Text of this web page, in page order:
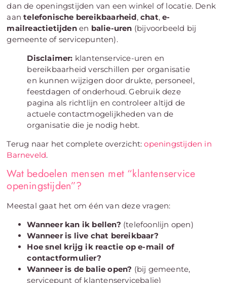
dan de openingstijden van een winkel of locatie. Denk
aantelefonische bereikbaarheid,chat,e-
mailreactietijdenen balie-uren (bijvoorbeeld bij
gemeente of servicepunten).
Disclaimer: klantenservice-uren en
bereikbaarheid verschillen per organisatie
en kunnen wijzigen door drukte, personeel,
feestdagen of onderhoud. Gebruik deze
pagina als richtlijn en controleer altijd de
actuele contactmogelijkheden van de
organisatie die je nodig hebt.
Terug naar het complete overzicht:openingstijden in
Barneveld.
Wat bedoelen mensen met “klantenservice
openingstijden”?
Meestal gaat het om één van deze vragen:
Wanneer kan ik bellen? (telefoonlijn open)
Wanneer is live chat bereikbaar?
Hoe snel krijg ik reactie op e-mail of
contactformulier?
Wanneer is de balie open? (bij gemeente,
servicepunt of klantenservicebalie)